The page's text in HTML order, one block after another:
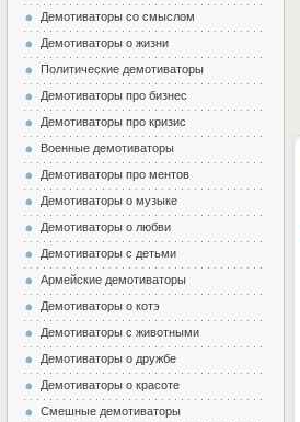
Демотиваторы со смыслом
Демотиваторы о жизни
Политические демотиваторы
Демотиваторы про бизнес
Демотиваторы про кризис
Военные демотиваторы
Демотиваторы про ментов
Демотиваторы о музыке
Демотиваторы о любви
Демотиваторы с детьми
Армейские демотиваторы
Демотиваторы о котэ
Демотиваторы с животными
Демотиваторы о дружбе
Демотиваторы о красоте
Смешные демотиваторы